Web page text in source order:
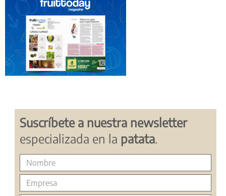
Suscríbete a nuestra newsletter
especializada en la patata.